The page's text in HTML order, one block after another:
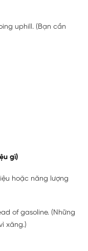
uphill. (Bạn cần
gì)
hoặc năng lượng
of gasoline. (Những
xăng.)